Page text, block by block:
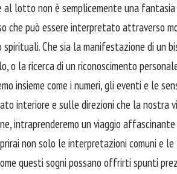
al lotto non è semplicemente una
che può essere interpretato attraverso
spirituali. Che sia la manifestazione di un
o la ricerca di un riconoscimento
insieme come i numeri, gli eventi e le
interiore e sulle direzioni che la nostra
intraprenderemo un viaggio
non solo le interpretazioni comuni e
questi sogni possano offrirti spunti